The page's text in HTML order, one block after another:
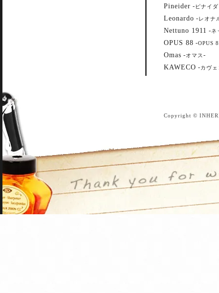
Pineider - ピナイ
Leonardo -レオナ
Nettuno 1911 -ネ
OPUS 88 -OPUS
Omas -オマス-
KAWECO -カヴェ
Copyright ©